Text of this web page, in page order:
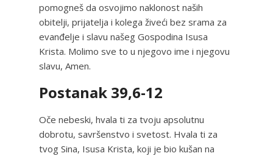
pomogneš da osvojimo naklonost naših
obitelji, prijatelja i kolega živeći bez srama za
evanđelje i slavu našeg Gospodina Isusa
Krista. Molimo sve to u njegovo ime i njegovu
slavu, Amen.
Postanak 39,6-12
Oče nebeski, hvala ti za tvoju apsolutnu
dobrotu, savršenstvo i svetost. Hvala ti za
tvog Sina, Isusa Krista, koji je bio kušan na